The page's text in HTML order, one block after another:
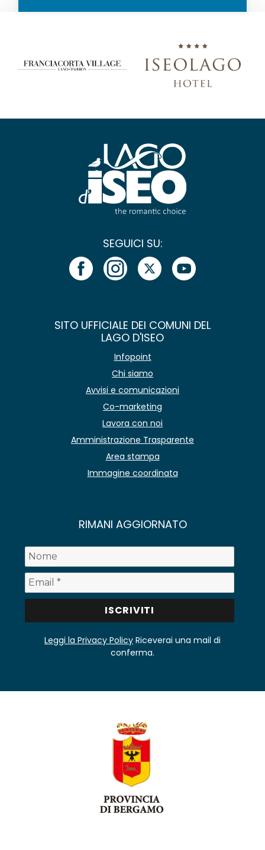
SEGUICI SU:
SITO UFFICIALE DEI COMUNI DEL
LAGO D'ISEO
Infopoint
Chi siamo
Avvisi e comunicazioni
Co-marketing
Lavora con noi
Amministrazione Trasparente
Area stampa
Immagine coordinata
RIMANI AGGIORNATO
Leggi la Privacy Policy Riceverai una mail di
conferma.